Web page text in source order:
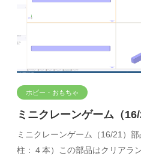
ホビー・おもちゃ
ミニクレーンゲーム（
ミニクレーンゲーム（16/21）
柱：４本）この部品はクリアラ